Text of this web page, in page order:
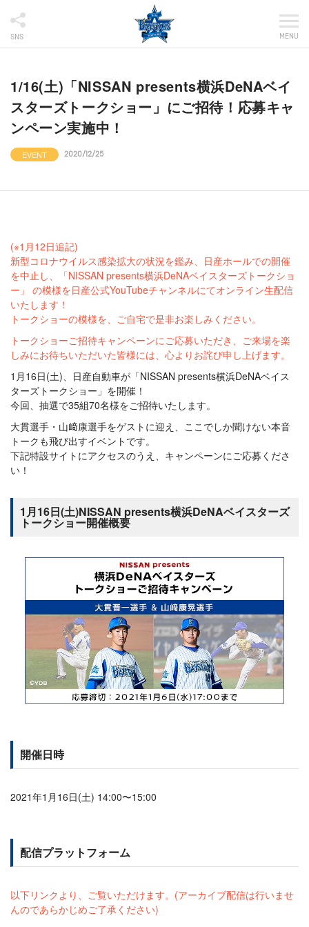
SNS MENU
1/16(土)「NISSAN presents横浜DeNAベイ
スターズトークショー」にご招待！応募キャ
ンペーン実施中！
EVENT 2020/12/25
(※1月12日追記)
新型コロナウイルス感染拡大の状況を鑑み、日産ホールでの開催
を中止し、「NISSAN presents横浜DeNAベイスターズトークショ
ー」 の模様を日産公式YouTubeチャンネルにてオンライン生配信
いたします！
トークショーの模様を、ご自宅で是非お楽しみください。
トークショーご招待キャンペーンにご応募いただき、ご来場を楽
しみにお待ちいただいた皆様には、心よりお詫び申し上げます。
1月16日(土)、日産自動車が「NISSAN presents横浜DeNAベイス
ターズトークショー」を開催！
今回、抽選で35組70名様をご招待いたします。
大貫選手・山﨑康選手をゲストに迎え、ここでしか聞けない本音
トークも飛び出すイベントです。
下記特設サイトにアクセスのうえ、キャンペーンにご応募くださ
い！
1月16日(土)NISSAN presents横浜DeNAベイスターズ
トークショー開催概要
開催日時
2021年1月16日(土) 14:00〜15:00
配信プラットフォーム
以下リンクより、ご覧いただけます。(アーカイブ配信は行いませ
んのであらかじめご了承ください)